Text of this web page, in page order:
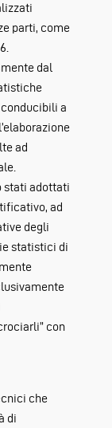
parti, come
dal
a
ad
stati adottati
ad
degli
statistici di
con
che
di